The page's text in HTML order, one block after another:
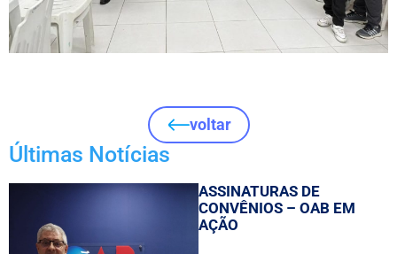
voltar
Últimas Notícias
ASSINATURAS DE
CONVÊNIOS – OAB EM
AÇÃO